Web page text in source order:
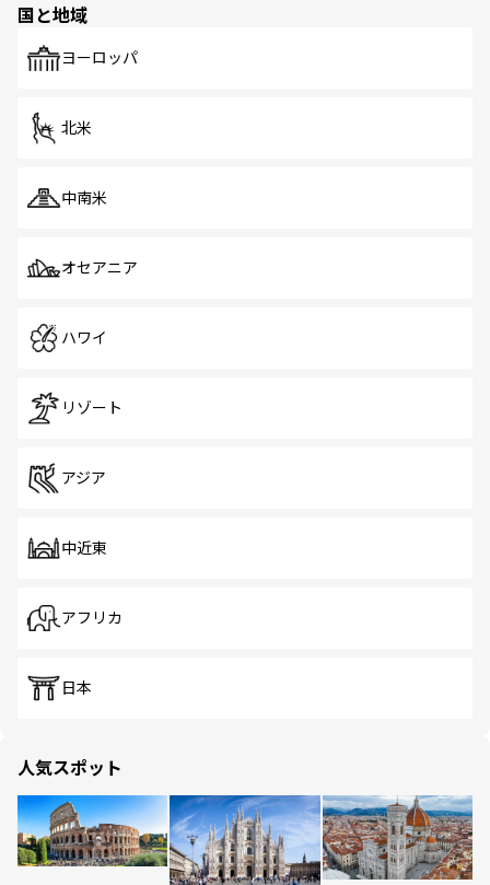
で、ホーカーズは地元の風情を楽しめる外せないスポット
国と地域
ヨーロッパ
北米
中南米
オセアニア
ハワイ
リゾート
アジア
中近東
アフリカ
日本
人気スポット